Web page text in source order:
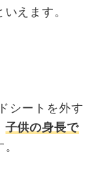
いえます。
シートを外す
子供の身長で